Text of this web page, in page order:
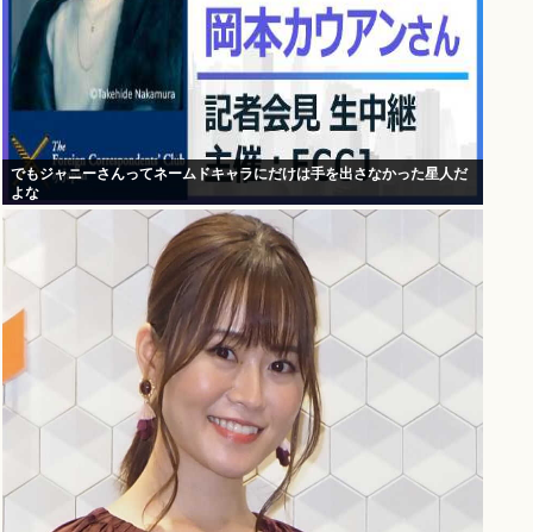
でもジャニーさんってネームドキャラにだけは手を出さなかった星人だ
よな